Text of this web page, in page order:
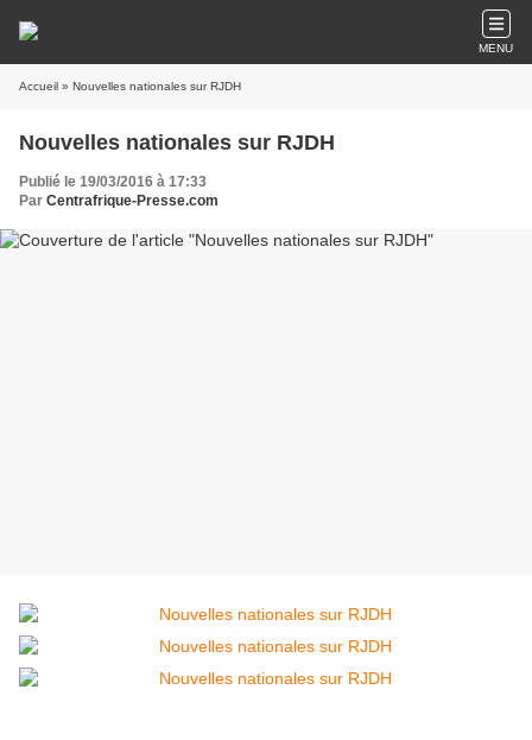
MENU
Accueil » Nouvelles nationales sur RJDH
Nouvelles nationales sur RJDH
Publié le 19/03/2016 à 17:33
Par Centrafrique-Presse.com